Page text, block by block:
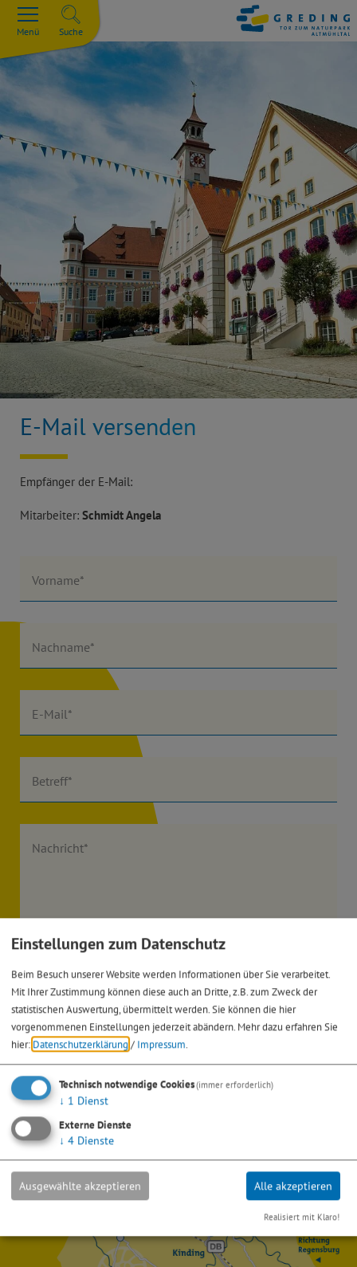
Menü Suche
E-Mail versenden
Empfänger der E-Mail:
Mitarbeiter: Schmidt Angela
Vorname*
Nachname*
E-Mail*
Betreff*
Nachricht*
damit einverstanden.*
Absenden *) Pflichtfeld
Eine Kopie dieser E-Mail wird an Ihre Adresse verschickt.
Einstellungen zum Datenschutz
Beim Besuch unserer Website werden Informationen über Sie verarbeitet.
Mit Ihrer Zustimmung können diese auch an Dritte, z.B. zum Zweck der
statistischen Auswertung, übermittelt werden. Sie können die hier
vorgenommenen Einstellungen jederzeit abändern. Mehr dazu erfahren Sie
hier: Datenschutzerklärung / Impressum
Technisch notwendige Cookies(immer erforderlich)
↓ 1 Dienst
Externe Dienste
↓ 4 Dienste
Ausgewählte akzeptieren Alle akzeptieren
Realisiert mit Klaro!